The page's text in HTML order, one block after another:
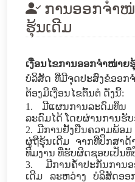
ການອອກຈໍາ
ຮຸ້ນເດີມ
ເງື່ອນໄຂການອອກຈໍາໜ່າ
ບໍລິສັດ ທີ່ມີຈຸດປະສົງຂໍອອ
ຕ້ອງມີເງື່ອນໄຂຕົ້ນຕໍ ດັ່ງນີ້:
1.ມີແຜນການລະດົມທຶນ
ລະດົມ​ໄດ້ ​ໂດຍ​ຜ່ານ​ການ​ຮັ
2. ມີການຢັ້ງຢືນຄວາມພ້ອ
ຜູ່ຖືຮຸ້ນເດີມ ຈາກທີ່​ປຶກສາ​ດ້
ທີມງານ ທີ່ຮັບຜິດຊອບເປັນທີ່
3. ມີ​ການຄໍ້າປະກັນການ
ເດີມ ລະຫວ່າງ ບໍລິສັດອອ